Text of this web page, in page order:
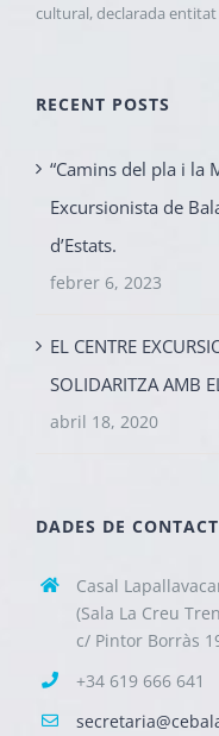
cultural, declarada
RECENT POSTS
“Camins del pla i la
Excursionista de
d’Estats.
febrer 6, 2023
EL CENTRE
SOLIDARITZA AMB
abril 18, 2020
DADES DE
Casal
(Sala La Creu
c/ Pintor Borràs
+34 619 666 641